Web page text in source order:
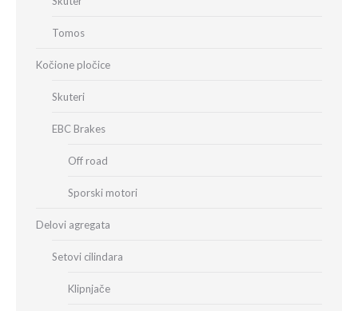
Tomos
Kočione pločice
Skuteri
EBC Brakes
Off road
Sporski motori
Delovi agregata
Setovi cilindara
Klipnjače